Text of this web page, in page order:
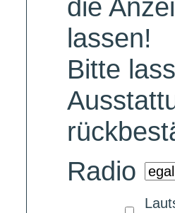
die
lassen!
Bitte
Radio